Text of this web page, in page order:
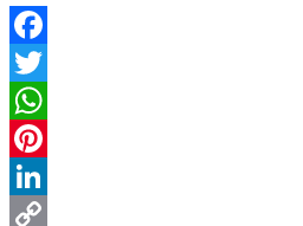
Facebook
Twitter
WhatsApp
Pinterest
LinkedIn